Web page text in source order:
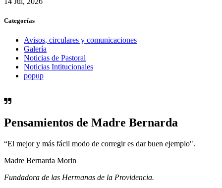
Categorías
Avisos, circulares y comunicaciones
Galería
Noticias de Pastoral
Noticias Intitucionales
popup
Pensamientos de Madre Bernarda
“El mejor y más fácil modo de corregir es dar buen ejemplo".
Madre Bernarda Morin
Fundadora de las Hermanas de la Providencia.